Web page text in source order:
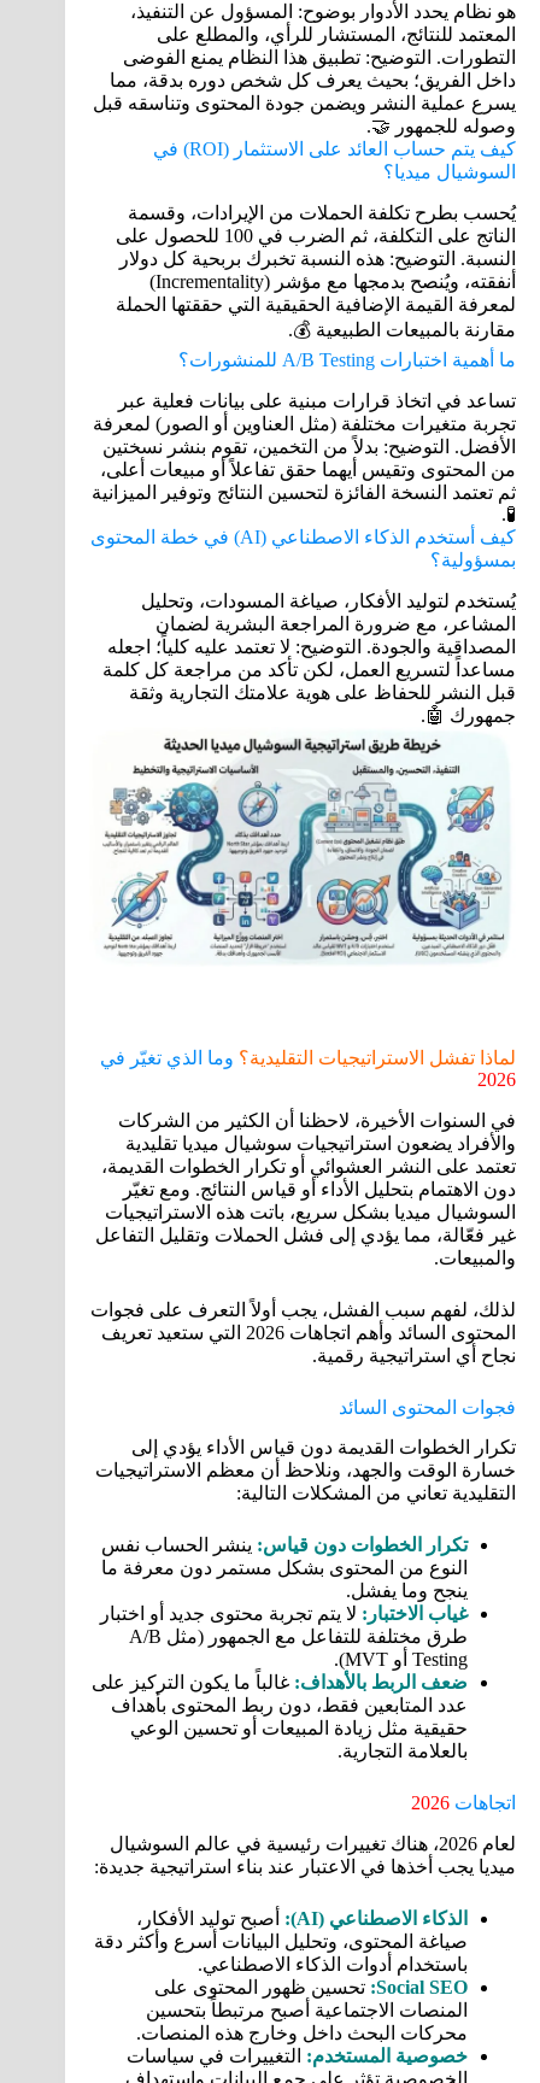
هو نظام يحدد الأدوار بوضوح: المسؤول عن التنفيذ،
المعتمد للنتائج، المستشار للرأي، والمطلع على
التطورات. التوضيح: تطبيق هذا النظام يمنع الفوضى
داخل الفريق؛ بحيث يعرف كل شخص دوره بدقة، مما
يسرع عملية النشر ويضمن جودة المحتوى وتناسقه قبل
وصوله للجمهور 🤝.
كيف يتم حساب العائد على الاستثمار (ROI) في
السوشيال ميديا؟
يُحسب بطرح تكلفة الحملات من الإيرادات، وقسمة
الناتج على التكلفة، ثم الضرب في 100 للحصول على
النسبة. التوضيح: هذه النسبة تخبرك بربحية كل دولار
أنفقته، ويُنصح بدمجها مع مؤشر (Incrementality)
لمعرفة القيمة الإضافية الحقيقية التي حققتها الحملة
مقارنة بالمبيعات الطبيعية 💰.
ما أهمية اختبارات A/B Testing للمنشورات؟
تساعد في اتخاذ قرارات مبنية على بيانات فعلية عبر
تجربة متغيرات مختلفة (مثل العناوين أو الصور) لمعرفة
الأفضل. التوضيح: بدلاً من التخمين، تقوم بنشر نسختين
من المحتوى وتقيس أيهما حقق تفاعلاً أو مبيعات أعلى،
ثم تعتمد النسخة الفائزة لتحسين النتائج وتوفير الميزانية
🧪.
كيف أستخدم الذكاء الاصطناعي (AI) في خطة المحتوى
بمسؤولية؟
يُستخدم لتوليد الأفكار، صياغة المسودات، وتحليل
المشاعر، مع ضرورة المراجعة البشرية لضمان
المصداقية والجودة. التوضيح: لا تعتمد عليه كلياً؛ اجعله
مساعداً لتسريع العمل، لكن تأكد من مراجعة كل كلمة
قبل النشر للحفاظ على هوية علامتك التجارية وثقة
جمهورك 🤖.
لماذا تفشل الاستراتيجيات التقليدية؟ وما الذي تغيّر في
2026
في السنوات الأخيرة، لاحظنا أن الكثير من الشركات
والأفراد يضعون استراتيجيات سوشيال ميديا تقليدية
تعتمد على النشر العشوائي أو تكرار الخطوات القديمة،
دون الاهتمام بتحليل الأداء أو قياس النتائج. ومع تغيّر
السوشيال ميديا بشكل سريع، باتت هذه الاستراتيجيات
غير فعّالة، مما يؤدي إلى فشل الحملات وتقليل التفاعل
والمبيعات.
لذلك، لفهم سبب الفشل، يجب أولاً التعرف على فجوات
المحتوى السائد وأهم اتجاهات 2026 التي ستعيد تعريف
نجاح أي استراتيجية رقمية.
فجوات المحتوى السائد
تكرار الخطوات القديمة دون قياس الأداء يؤدي إلى
خسارة الوقت والجهد، ونلاحظ أن معظم الاستراتيجيات
التقليدية تعاني من المشكلات التالية:
تكرار الخطوات دون قياس: ينشر الحساب نفس
النوع من المحتوى بشكل مستمر دون معرفة ما
ينجح وما يفشل.
غياب الاختبار: لا يتم تجربة محتوى جديد أو اختبار
طرق مختلفة للتفاعل مع الجمهور (مثل A/B
Testing أو MVT).
ضعف الربط بالأهداف: غالباً ما يكون التركيز على
عدد المتابعين فقط، دون ربط المحتوى بأهداف
حقيقية مثل زيادة المبيعات أو تحسين الوعي
بالعلامة التجارية.
اتجاهات 2026
لعام 2026، هناك تغييرات رئيسية في عالم السوشيال
ميديا يجب أخذها في الاعتبار عند بناء استراتيجية جديدة:
الذكاء الاصطناعي (AI):
أصبح توليد الأفكار،
صياغة المحتوى، وتحليل البيانات أسرع وأكثر دقة
باستخدام أدوات الذكاء الاصطناعي.
Social SEO: تحسين ظهور المحتوى على
المنصات الاجتماعية أصبح مرتبطاً بتحسين
محركات البحث داخل وخارج هذه المنصات.
خصوصية المستخدم: التغييرات في سياسات